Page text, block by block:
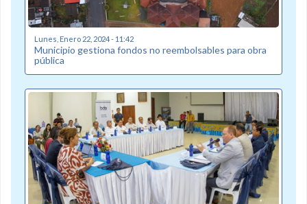
Lunes, Enero 22, 2024 - 11:42
Municipio gestiona fondos no reembolsables para obra
pública